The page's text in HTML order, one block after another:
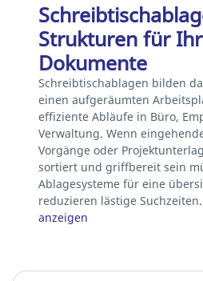
Strukturen für
Dokumente
Schreibtischablagen bilden
einen aufgeräumten
effiziente Abläufe in Büro,
Verwaltung. Wenn
Vorgänge oder
sortiert und griffbereit sein
Ablagesysteme für eine
reduzieren lästige
anzeigen